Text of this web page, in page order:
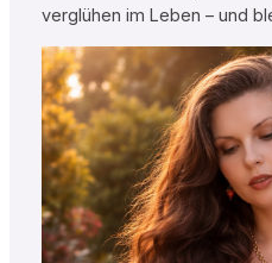
verglühen im Leben – und